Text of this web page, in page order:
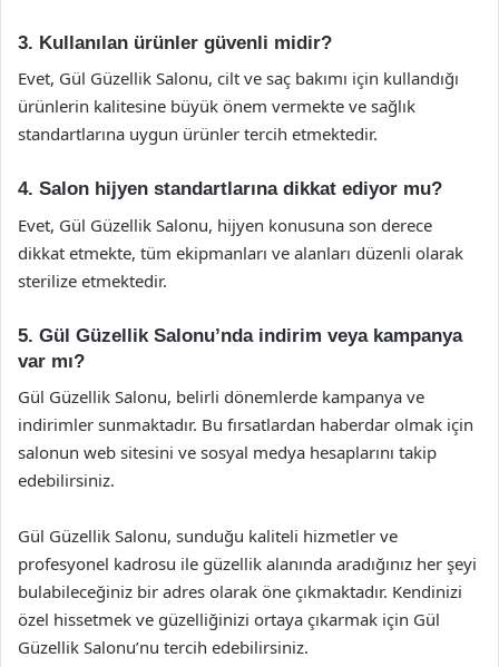
3. Kullanılan ürünler güvenli midir?
Evet, Gül Güzellik Salonu, cilt ve saç bakımı için kullandığı
ürünlerin kalitesine büyük önem vermekte ve sağlık
standartlarına uygun ürünler tercih etmektedir.
4. Salon hijyen standartlarına dikkat ediyor mu?
Evet, Gül Güzellik Salonu, hijyen konusuna son derece
dikkat etmekte, tüm ekipmanları ve alanları düzenli olarak
sterilize etmektedir.
5. Gül Güzellik Salonu’nda indirim veya kampanya
var mı?
Gül Güzellik Salonu, belirli dönemlerde kampanya ve
indirimler sunmaktadır. Bu fırsatlardan haberdar olmak için
salonun web sitesini ve sosyal medya hesaplarını takip
edebilirsiniz.
Gül Güzellik Salonu, sunduğu kaliteli hizmetler ve
profesyonel kadrosu ile güzellik alanında aradığınız her şeyi
bulabileceğiniz bir adres olarak öne çıkmaktadır. Kendinizi
özel hissetmek ve güzelliğinizi ortaya çıkarmak için Gül
Güzellik Salonu’nu tercih edebilirsiniz.